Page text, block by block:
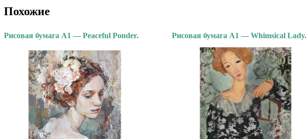
Похожие
Рисовая бумага А1 — Peaceful Ponder. Рисовая бумага А1 — Whimsical Lady.